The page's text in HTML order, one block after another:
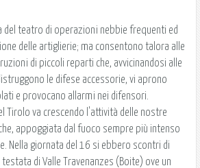
del teatro di operazioni nebbie frequenti ed
delle artiglierie; ma consentono talora alle
di piccoli reparti che, avvicinandosi alle
le difese accessorie, vi aprono
e provocano allarmi nei difensori.
Tirolo va crescendo l'attività delle nostre
appoggiata dal fuoco sempre più intenso
Nella giornata del 16 si ebbero scontri di
di Valle Travenanzes (Boite) ove un